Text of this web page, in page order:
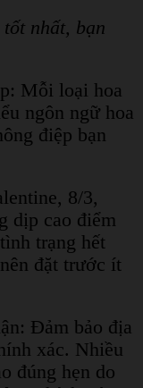
nhất, bạn
Mỗi loại hoa
ngôn ngữ hoa
điệp bạn
8/3,
dịp cao điểm
trạng hết
đặt trước ít
Đảm bảo địa
xác. Nhiều
đúng hẹn do